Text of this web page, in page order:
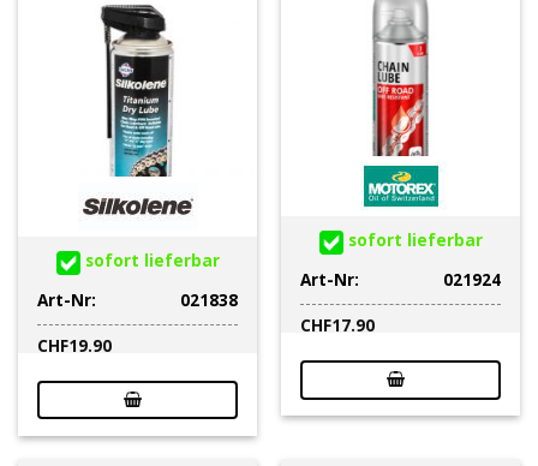
sofort lieferbar
Art-Nr:
021838
CHF19.90
sofort lieferbar
Art-Nr:
021924
CHF17.90